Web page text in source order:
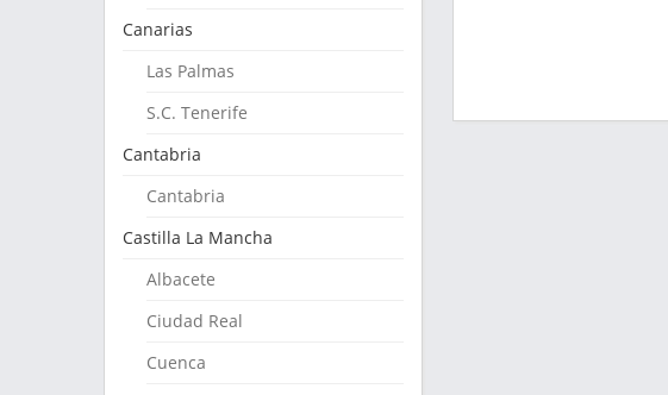
Canarias
Las Palmas
S.C. Tenerife
Cantabria
Cantabria
Castilla La Mancha
Albacete
Ciudad Real
Cuenca